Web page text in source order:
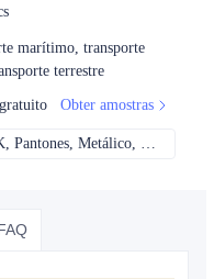
marítimo, transporte
terrestre
Obter amostras
CMYK, Pantones, Metálico, Cor direta etc